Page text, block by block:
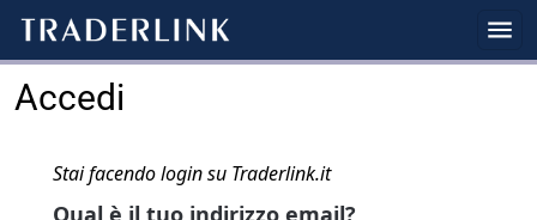
Accedi